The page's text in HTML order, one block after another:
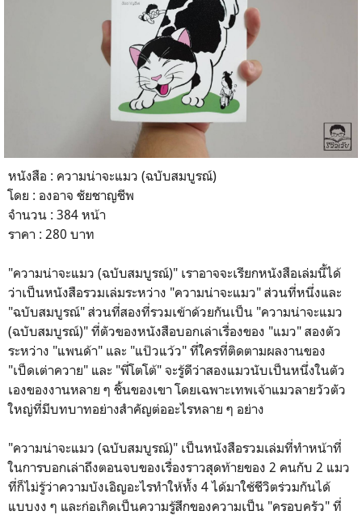
หนังสือ : ความน่าจะแมว (ฉบับสมบูรณ์)
โดย : องอาจ ชัยชาญชีพ
จำนวน : 384 หน้า
ราคา : 280 บาท
"ความน่าจะแมว (ฉบับสมบูรณ์)" เราอาจจะเรียกหนังสือเล่มนี้ได้
ว่าเป็นหนังสือรวมเล่มระหว่าง "ความน่าจะแมว" ส่วนที่หนึ่งและ
"ฉบับสมบูรณ์" ส่วนที่สองที่รวมเข้าด้วยกันเป็น "ความน่าจะแมว
(ฉบับสมบูรณ์)" ที่ตัวของหนังสือบอกเล่าเรื่องของ "แมว" สองตัว
ระหว่าง "แพนด้า" และ "แป๊วแว้ว" ที่ใครที่ติดตามผลงานของ
"เป็ดเต่าควาย" และ "พี่โตโต้" จะรู้ดีว่าสองแมวนับเป็นหนึ่งในตัว
เองของงานหลาย ๆ ชิ้นของเขา โดยเฉพาะเทพเจ้าแมวลายวัวตัว
ใหญ่ที่มีบทบาทอย่างสำคัญต่ออะไรหลาย ๆ อย่าง
"ความน่าจะแมว (ฉบับสมบูรณ์)" เป็นหนังสือรวมเล่มที่ทำหน้าที่
ในการบอกเล่าถึงตอนจบของเรื่องราวสุดท้ายของ 2 คนกับ 2 แมว
ที่ก็ไม่รู้ว่าความบังเอิญอะไรทำให้ทั้ง 4 ได้มาใช้ชีวิตร่วมกันได้
แบบงง ๆ และก่อเกิดเป็นความรู้สึกของความเป็น "ครอบครัว" ที่